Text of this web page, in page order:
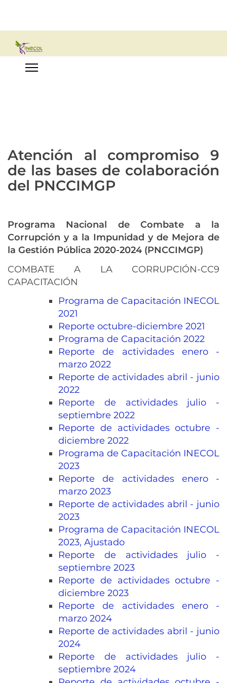
Atención al compromiso 9
de las bases de colaboración
del PNCCIMGP
Programa Nacional de Combate a la
Corrupción y a la Impunidad y de Mejora de
la Gestión Pública 2020-2024 (PNCCIMGP)
COMBATE A LA CORRUPCIÓN-CC9
CAPACITACIÓN
Programa de Capacitación INECOL
2021
Reporte octubre-diciembre 2021
Programa de Capacitación 2022
Reporte de actividades enero -
marzo 2022
Reporte de actividades abril - junio
2022
Reporte de actividades julio -
septiembre 2022
Reporte de actividades octubre -
diciembre 2022
Programa de Capacitación INECOL
2023
Reporte de actividades enero -
marzo 2023
Reporte de actividades abril - junio
2023
Programa de Capacitación INECOL
2023, Ajustado
Reporte de actividades julio -
septiembre 2023
Reporte de actividades octubre -
diciembre 2023
Reporte de actividades enero -
marzo 2024
Reporte de actividades abril - junio
2024
Reporte de actividades julio -
septiembre 2024